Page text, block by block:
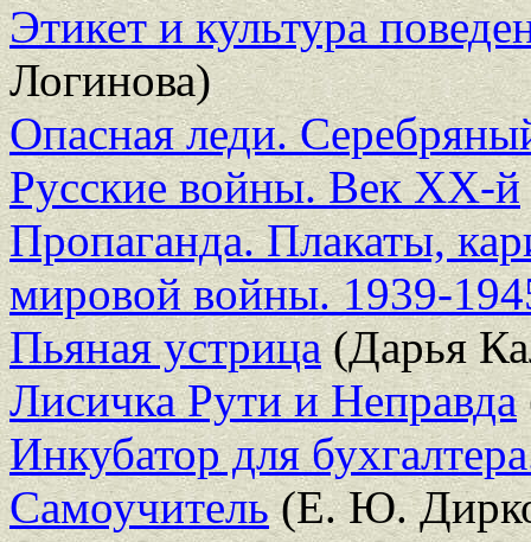
Этикет и культура
Логинова)
Опасная леди.
Русские войны. Век ХХ-й
Пропаганда. Плакаты,
мировой войны. 1939-
Пьяная устрица(Дарья
Лисичка Рути и Неправда
Инкубатор для
Самоучитель(Е. Ю.